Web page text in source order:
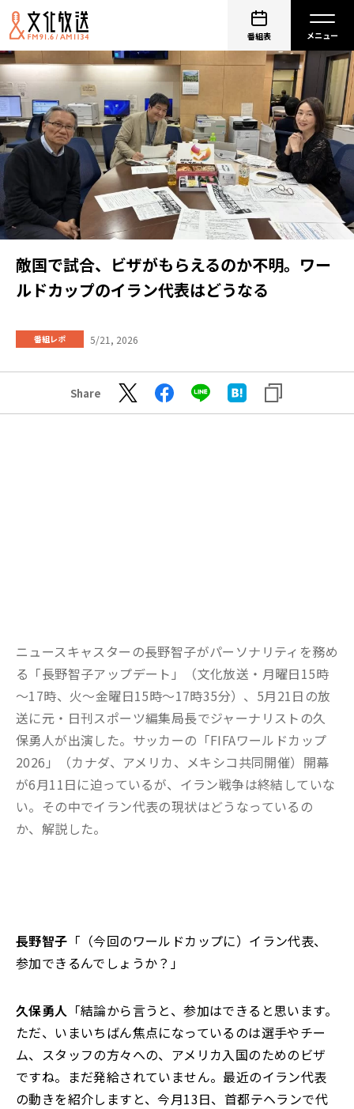
番組表
敵国で試合、ビザがもらえるのか不明。ワー
ルドカップのイラン代表はどうなる
番組レポ 5/21, 2026
Share
ニュースキャスターの長野智子がパーソナリティを務め
る「長野智子アップデート」（文化放送・月曜日15時
～17時、火～金曜日15時～17時35分）、5月21日の放
送に元・日刊スポーツ編集局長でジャーナリストの久
保勇人が出演した。サッカーの「FIFAワールドカップ
2026」（カナダ、アメリカ、メキシコ共同開催）開幕
が6月11日に迫っているが、イラン戦争は終結していな
い。その中でイラン代表の現状はどうなっているの
か、解説した。
長野智子 「（今回のワールドカップに）イラン代表、
参加できるんでしょうか？」
久保勇人 「結論から言うと、参加はできると思います。
ただ、いまいちばん焦点になっているのは選手やチー
ム、スタッフの方々への、アメリカ入国のためのビザ
ですね。まだ発給されていません。最近のイラン代表
の動きを紹介しますと、今月13日、首都テヘランで代